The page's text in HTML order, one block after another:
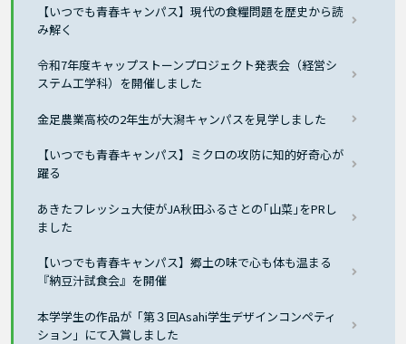
【いつでも青春キャンパス】現代の食糧問題を歴史から読
み解く
令和7年度キャップストーンプロジェクト発表会（経営シ
ステム工学科）を開催しました
金足農業高校の2年生が大潟キャンパスを見学しました
【いつでも青春キャンパス】ミクロの攻防に知的好奇心が
躍る
あきたフレッシュ大使がJA秋田ふるさとの｢山菜｣をPRし
ました
【いつでも青春キャンパス】郷土の味で心も体も温まる
『納豆汁試食会』を開催
本学学生の作品が「第３回Asahi学生デザインコンペティ
ション」にて入賞しました